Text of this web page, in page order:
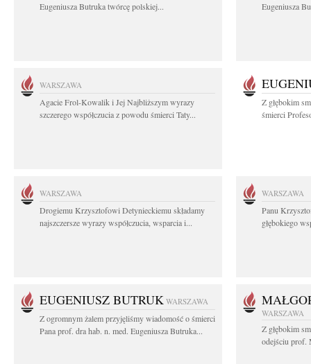
Eugeniusza Butruka twórcę polskiej...
Eugeniusza
WARSZAWA
Agacie Frol-Kowalik i Jej Najbliższym wyrazy
szczerego współczucia z powodu śmierci Taty...
Z głębokim
śmierci
WARSZAWA
Drogiemu Krzysztofowi Detynieckiemu składamy
najszczersze wyrazy współczucia, wsparcia i...
WARSZAWA
Panu
głębokiego
EUGENIUSZ BUTRUK WARSZAWA
Z ogromnym żalem przyjęliśmy wiadomość o śmierci
Pana prof. dra hab. n. med. Eugeniusza Butruka...
WARSZAWA
Z głębokim
odejściu prof.